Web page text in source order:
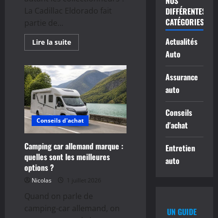
La Cadillac Eldorado fait
partie de...
Lire la suiteEn
savoir
Cadillac
eldorado
prix
:
quel
budget
prévoir
pour
acheter
ce
de
collection
Conseils d'achat
Camping car allemand marque :
quelles sont les meilleures
options ?
Nicolas 1 juillet 2026
Quand on parle de
camping-car allemand, on
DIFFÉRENTES
CATÉGORIES
Actualités
Auto
Assurance
auto
Conseils
d'achat
Entretien
auto
UN GUIDE